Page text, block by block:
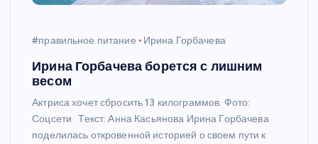
#правильное питание Ирина Горбачева
Ирина Горбачева борется с лишним
весом
Актриса хочет сбросить 13 килограммов. Фото:
Соцсети Текст: Анна Касьянова Ирина Горбачева
поделилась откровенной историей о своем пути к